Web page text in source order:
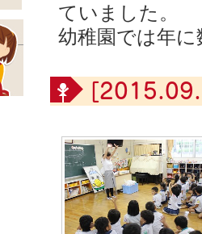
ていました。
幼稚園では年